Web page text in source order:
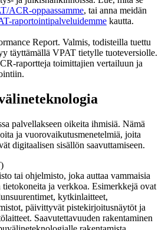
ACR-oppaassamme, tai anna meidän
raportointipalveluidemme kautta.
Report. Valmis, todisteilla tuettu
täyttämällä VPAT tietylle tuoteversiolle.
raportteja toimittajien vertailuun ja
palvellakseen oikeita ihmisiä. Nämä
ja vuorovaikutusmenetelmiä, joita
digitaalisen sisällön saavuttamiseen.
tai ohjelmisto, joka auttaa vammaisia
tietokoneita ja verkkoa. Esimerkkejä ovat
kytkinlaitteet,
päivittyvät pistekirjoitusnäytöt ja
Saavutettavuuden rakentaminen